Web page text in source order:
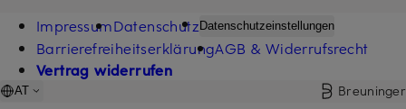
ImpressumDatenschutz Datenschutzeinstellungen
BarrierefreiheitserklärungAGB & Widerrufsrecht
Vertrag widerrufen
AT Breuninger